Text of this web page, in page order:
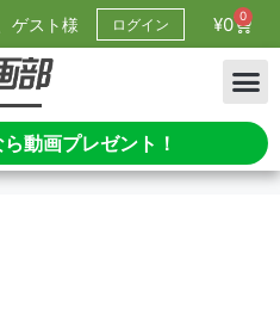
ゲスト様 ログイン ¥0 0
動画プレゼント！